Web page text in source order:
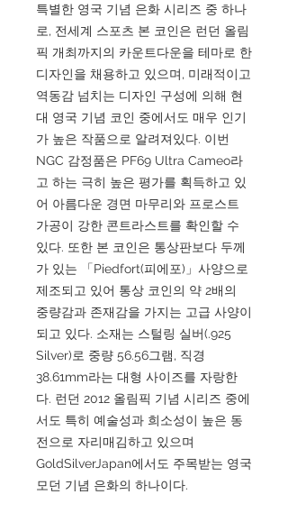
특별한 영국 기념 은화 시리즈 중 하나
로, 전세계 스포츠 본 코인은 런던 올림
픽 개최까지의 카운트다운을 테마로 한
디자인을 채용하고 있으며, 미래적이고
역동감 넘치는 디자인 구성에 의해 현
대 영국 기념 코인 중에서도 매우 인기
가 높은 작품으로 알려져있다. 이번
NGC 감정품은 PF69 Ultra Cameo라
고 하는 극히 높은 평가를 획득하고 있
어 아름다운 경면 마무리와 프로스트
가공이 강한 콘트라스트를 확인할 수
있다. 또한 본 코인은 통상판보다 두께
가 있는 「Piedfort(피에포)」사양으로
제조되고 있어 통상 코인의 약 2배의
중량감과 존재감을 가지는 고급 사양이
되고 있다. 소재는 스털링 실버(.925
Silver)로 중량 56.56그램, 직경
38.61mm라는 대형 사이즈를 자랑한
다. 런던 2012 올림픽 기념 시리즈 중에
서도 특히 예술성과 희소성이 높은 동
전으로 자리매김하고 있으며
GoldSilverJapan에서도 주목받는 영국
모던 기념 은화의 하나이다.